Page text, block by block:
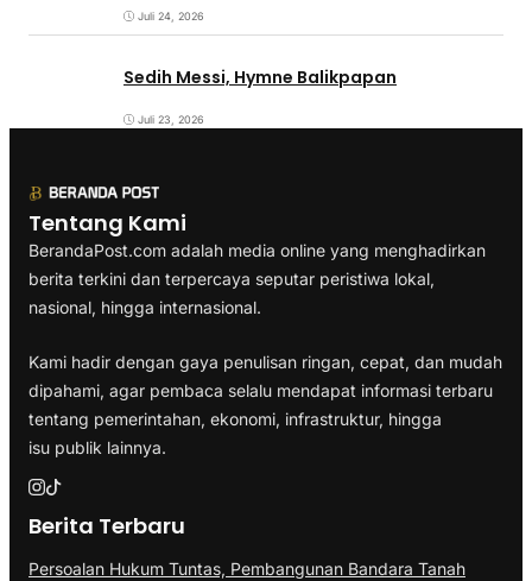
Juli 24, 2026
Sedih Messi, Hymne Balikpapan
Juli 23, 2026
Tentang Kami
BerandaPost.com adalah media online yang menghadirkan
berita terkini dan terpercaya seputar peristiwa lokal,
nasional, hingga internasional.
Kami hadir dengan gaya penulisan ringan, cepat, dan mudah
dipahami, agar pembaca selalu mendapat informasi terbaru
tentang pemerintahan, ekonomi, infrastruktur, hingga
isu publik lainnya.
Berita Terbaru
Persoalan Hukum Tuntas, Pembangunan Bandara Tanah